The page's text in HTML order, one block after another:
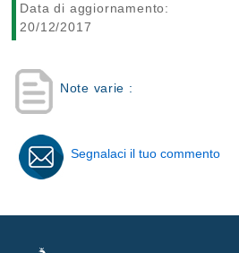
Data di aggiornamento:
20/12/2017
Note varie :
Segnalaci il tuo commento